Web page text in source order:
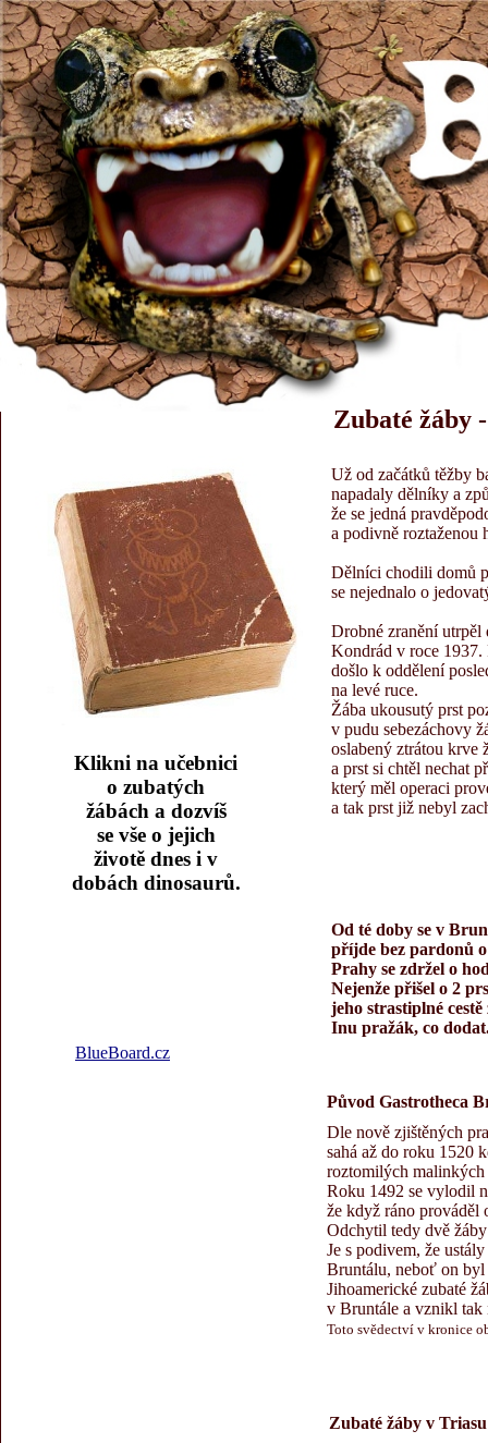
BlueBoard.cz
Zubaté žáby
Už od začátků těžby
napadaly dělníky a
že se jedná
a podivně roztaženou
Dělníci chodili domů
se nejednalo o
Drobné zranění
Kondrád v roce 1937.
došlo k oddělení
na levé ruce.
Žába ukousutý prst
v pudu sebezáchovy
oslabený ztrátou krve
a prst si chtěl nechat
který měl operaci
a tak prst již nebyl
Od té doby se v
příjde bez pardonů
Prahy se zdržel o
Nejenže přišel o 2
jeho strastiplné
Inu pražák, co
Dle nově zjištěných
sahá až do roku 1520
roztomilých malinkých
Roku 1492 se vylodil
že když ráno prováděl
Odchytil tedy dvě
Je s podivem, že
Bruntálu, neboť on byl
Jihoamerické zubaté
v Bruntále a vznikl tak
Toto svědectví v kronice
Původ Gastrotheca
Zubaté žáby v Triasu
Klikni na učebnici
o zubatých
žábách a dozvíš
se vše o jejich
životě dnes i v
dobách dinosaurů.